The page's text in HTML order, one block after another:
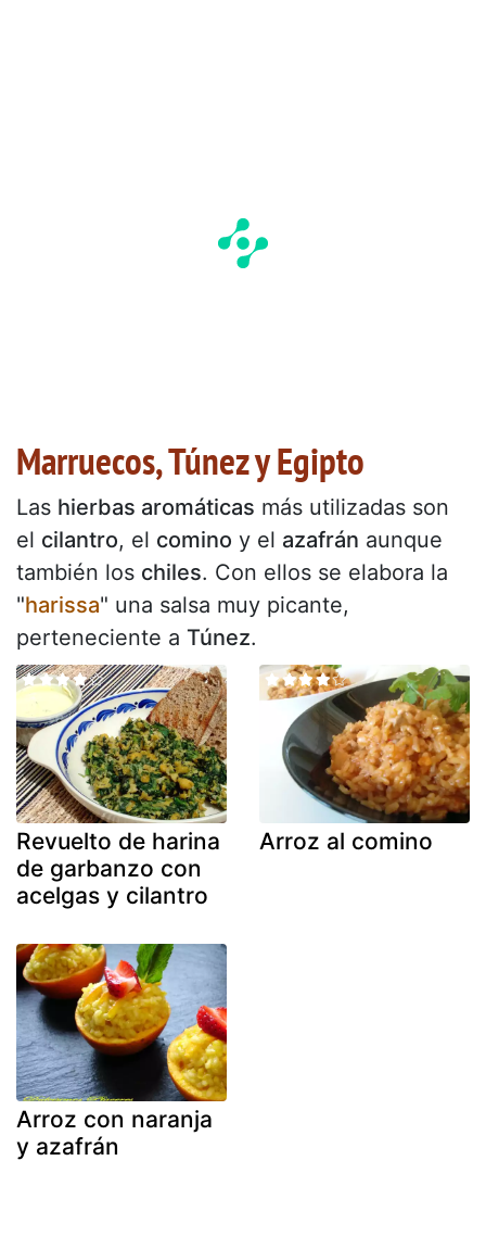
Marruecos, Túnez y Egipto
Las hierbas aromáticas más utilizadas son
el cilantro, el comino y el azafrán aunque
también los chiles. Con ellos se elabora la
"harissa" una salsa muy picante,
perteneciente a Túnez.
Revuelto de harina
de garbanzo con
acelgas y cilantro
Arroz al comino
Arroz con naranja
y azafrán